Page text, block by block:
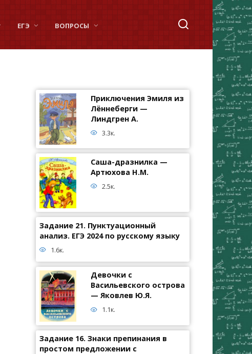
ЕГЭ ВОПРОСЫ
Приключения Эмиля из
Лённеберги —
Линдгрен А.
3.3к.
Саша-дразнилка —
Артюхова Н.М.
2.5к.
Задание 21. Пунктуационный
анализ. ЕГЭ 2024 по русскому языку
1.6к.
Девочки с
Васильевского острова
— Яковлев Ю.Я.
1.1к.
Задание 16. Знаки препинания в
простом предложении с